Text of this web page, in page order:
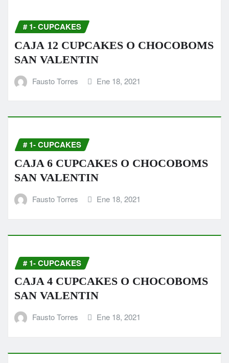
# 1- CUPCAKES
CAJA 12 CUPCAKES O CHOCOBOMS
SAN VALENTIN
Fausto Torres Ene 18, 2021
# 1- CUPCAKES
CAJA 6 CUPCAKES O CHOCOBOMS
SAN VALENTIN
Fausto Torres Ene 18, 2021
# 1- CUPCAKES
CAJA 4 CUPCAKES O CHOCOBOMS
SAN VALENTIN
Fausto Torres Ene 18, 2021